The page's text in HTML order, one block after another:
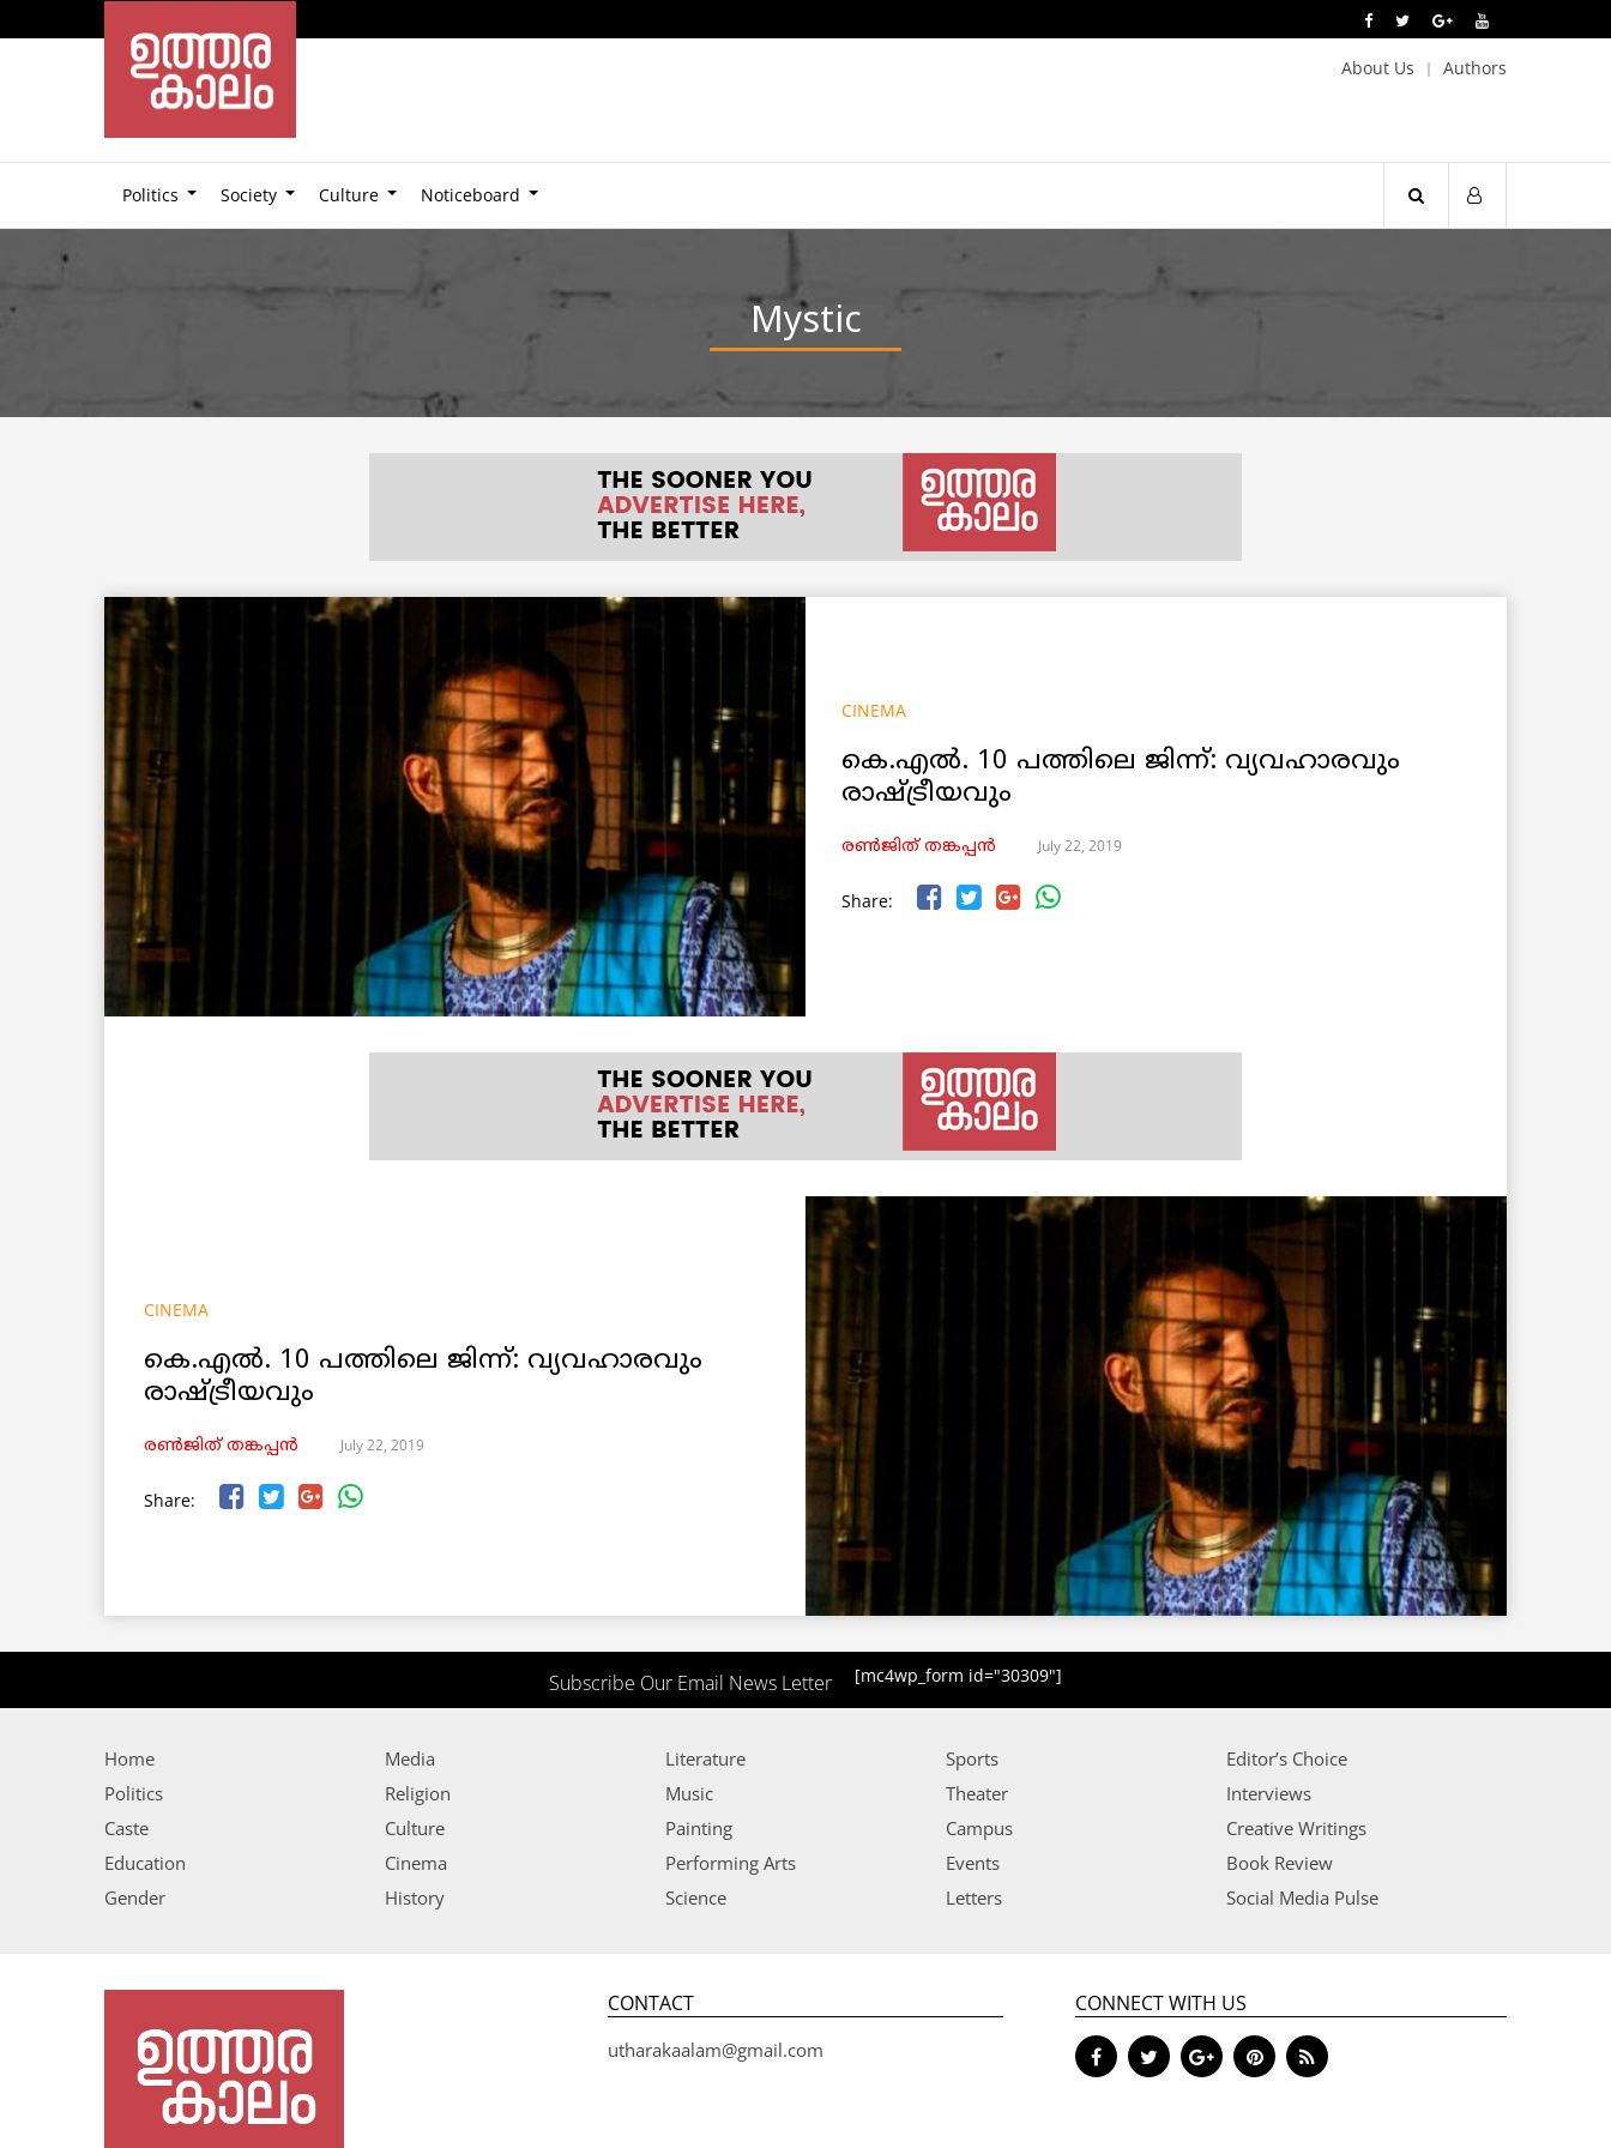
About Us Authors
Politics Society Culture Noticeboard
Mystic
CINEMA
കെ.എൽ. 10 പത്തിലെ ജിന്ന്: വ്യവഹാരവും
രാഷ്ട്രീയവും
രൺജിത് തങ്കപ്പൻ July 22, 2019
Share:
CINEMA
കെ.എൽ. 10 പത്തിലെ ജിന്ന്: വ്യവഹാരവും
രാഷ്ട്രീയവും
രൺജിത് തങ്കപ്പൻ July 22, 2019
Share:
Subscribe Our Email News Letter [mc4wp_form id="30309"]
Home
Politics
Caste
Education
Gender
Media
Religion
Culture
Cinema
History
Literature
Music
Painting
Performing Arts
Science
Sports
Theater
Campus
Events
Letters
Editor’s Choice
Interviews
Creative Writings
Book Review
Social Media Pulse
CONTACT
utharakaalam@gmail.com
CONNECT WITH US